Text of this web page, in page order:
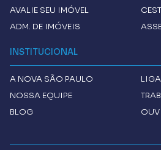
AVALIE SEU IMÓVEL
ADM. DE IMÓVEIS
INSTITUCIONAL
A NOVA SÃO PAULO
NOSSA EQUIPE
BLOG